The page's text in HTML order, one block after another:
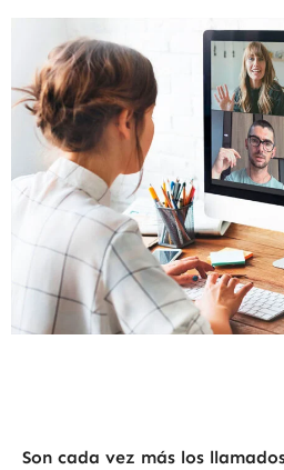
Son cada vez más los